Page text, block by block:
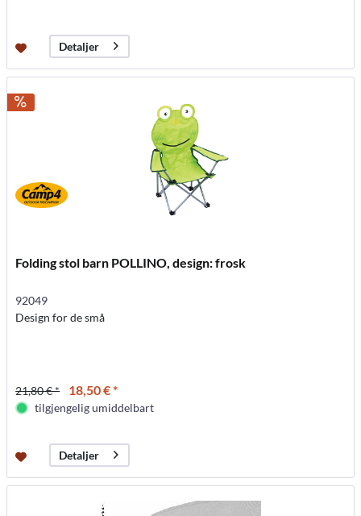
Detaljer
Folding stol barn POLLINO, design: frosk
92049
Design for de små
21,80 € * 18,50 € *
tilgjengelig umiddelbart
Detaljer